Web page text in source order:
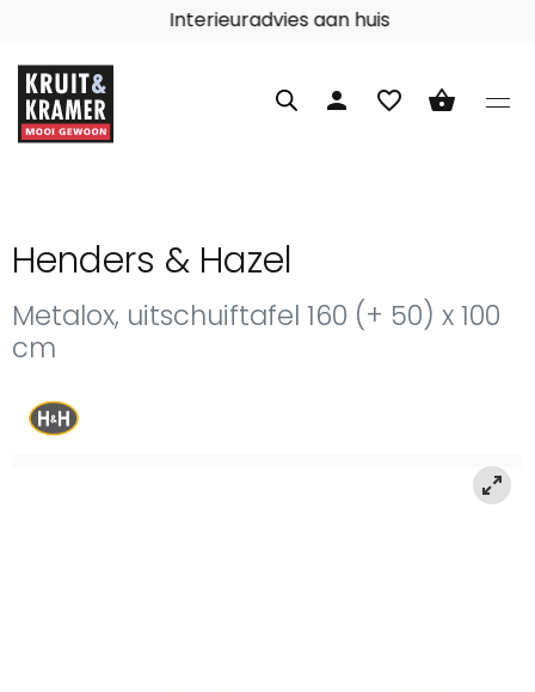
Interieuradvies aan huis
person favorite_border shopping_basket
Henders & Hazel
Metalox, uitschuiftafel 160 (+ 50) x 100
cm